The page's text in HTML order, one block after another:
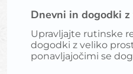
Dnevni in dogodki
Upravljajte rutinske
dogodki z veliko
ponavljajočimi se